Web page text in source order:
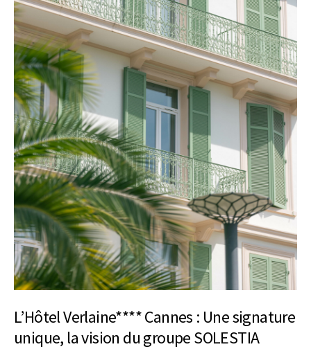
L’Hôtel Verlaine**** Cannes : Une signature
unique, la vision du groupe SOLESTIA